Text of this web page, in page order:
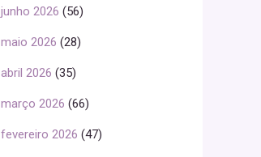
junho 2026 (56)
maio 2026 (28)
abril 2026 (35)
março 2026 (66)
fevereiro 2026 (47)